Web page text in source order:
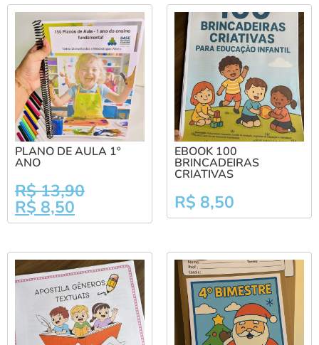
PLANO DE AULA 1º
ANO
R$13,90
R$ 8,50
EBOOK 100
BRINCADEIRAS
CRIATIVAS
R$ 8,50